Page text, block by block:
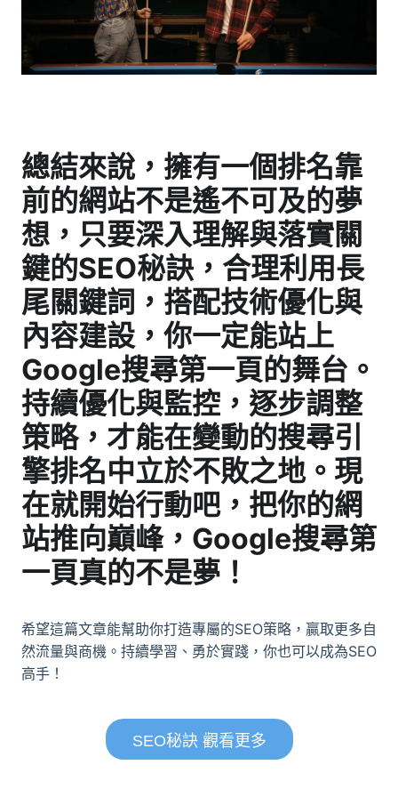
總結來說，擁有一個排名靠
前的網站不是遙不可及的夢
想，只要深入理解與落實關
鍵的SEO秘訣，合理利用長
尾關鍵詞，搭配技術優化與
內容建設，你一定能站上
Google搜尋第一頁的舞台。
持續優化與監控，逐步調整
策略，才能在變動的搜尋引
擎排名中立於不敗之地。現
在就開始行動吧，把你的網
站推向巔峰，Google搜尋第
一頁真的不是夢！
希望這篇文章能幫助你打造專屬的SEO策略，贏取更多自
然流量與商機。持續學習、勇於實踐，你也可以成為SEO
高手！
SEO秘訣 觀看更多